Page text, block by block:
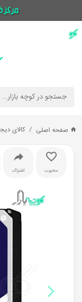
صفحه اصلی کالای
محبوب اشتراک